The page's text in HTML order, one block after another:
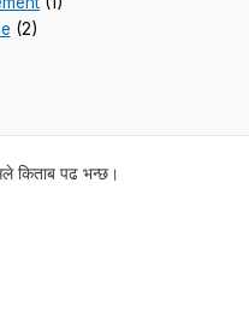
(2)
किताब पढ भन्छ।